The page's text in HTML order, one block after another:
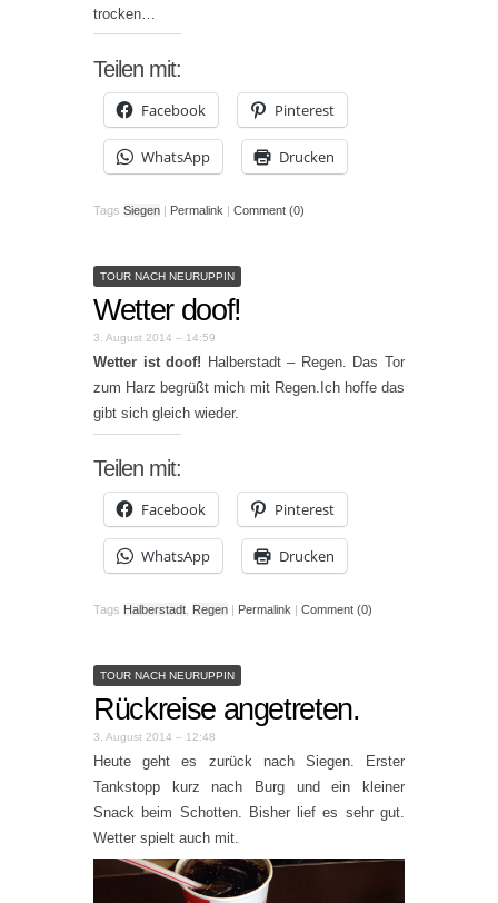
trocken…
Teilen mit:
Facebook Pinterest
WhatsApp Drucken
Tags Siegen | Permalink | Comment (0)
TOUR NACH NEURUPPIN
Wetter doof!
3. August 2014 – 14:59
Wetter ist doof! Halberstadt – Regen. Das Tor
zum Harz begrüßt mich mit Regen.Ich hoffe das
gibt sich gleich wieder.
Teilen mit:
Facebook Pinterest
WhatsApp Drucken
Tags Halberstadt Regen | Permalink | Comment (0)
TOUR NACH NEURUPPIN
Rückreise angetreten.
3. August 2014 – 12:48
Heute geht es zurück nach Siegen. Erster
Tankstopp kurz nach Burg und ein kleiner
Snack beim Schotten. Bisher lief es sehr gut.
Wetter spielt auch mit.